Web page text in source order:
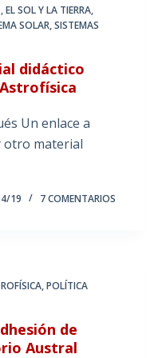
,EL SOL Y LA TIERRA,
SOLAR,SISTEMAS
didáctico
Un enlace a
otro material
19 7 COMENTARIOS
,POLÍTICA
de
Austral